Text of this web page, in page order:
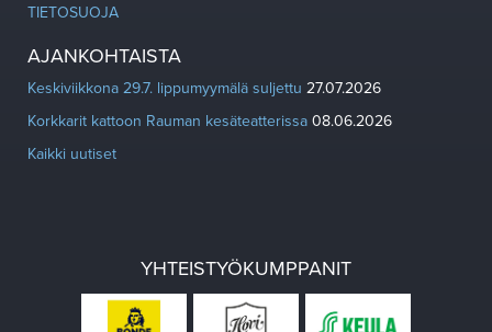
TIETOSUOJA
AJANKOHTAISTA
Keskiviikkona 29.7. lippumyymälä suljettu 27.07.2026
Korkkarit kattoon Rauman kesäteatterissa 08.06.2026
Kaikki uutiset
YHTEISTYÖKUMPPANIT